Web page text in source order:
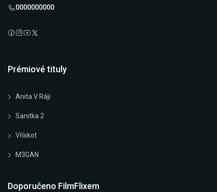
0000000000
Prémiové tituly
Anita V Ráji
Sanitka 2
Vřískot
M3GAN
Doporučeno FilmFlixem